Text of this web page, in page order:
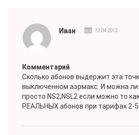
Иван 13.04.2013
Комментарий
Сколько абонов выдержит эта
выключенном аэрмакс. И можна ли
просто NS2,NSL2 если можно то
РЕАЛЬНЫХ абонов при тарифах 2-